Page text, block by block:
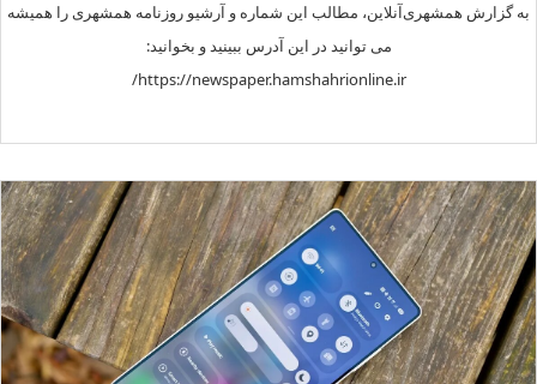
به گزارش همشهری‌آنلاین، مطالب این شماره و آرشیو روزنامه همشهری را همیشه
می توانید در این آدرس ببینید و بخوانید:
https://newspaper.hamshahrionline.ir/